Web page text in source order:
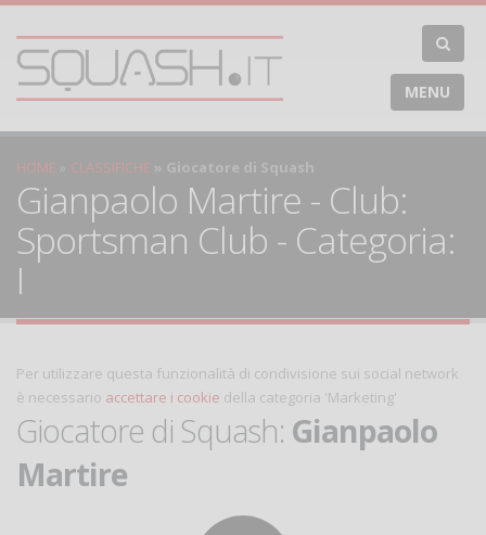
MENU
HOME CLASSIFICHE Giocatore di Squash
Gianpaolo Martire - Club:
Sportsman Club - Categoria:
I
Per utilizzare questa funzionalità di condivisione sui social network
è necessario accettare i cookie della categoria 'Marketing'
Giocatore di Squash: Gianpaolo
Martire